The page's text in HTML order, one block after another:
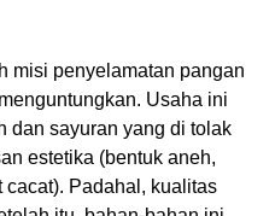
misi penyelamatan pangan
Usaha ini
dan sayuran yang di tolak
estetika (bentuk aneh,
cacat). Padahal, kualitas